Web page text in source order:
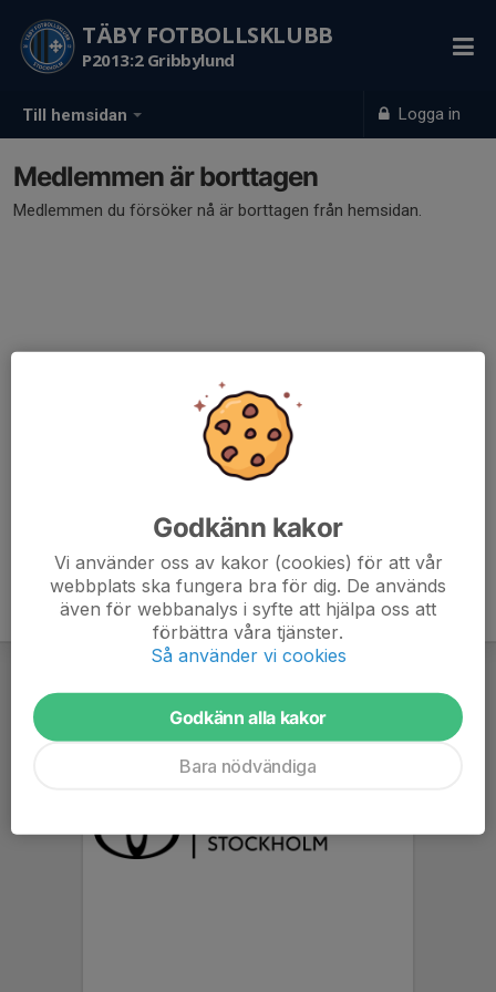
Till hemsidan Logga in
TÄBY FOTBOLLSKLUBB
P2013:2 Gribbylund
Medlemmen är borttagen
Medlemmen du försöker nå är borttagen från hemsidan.
Godkänn kakor
Vi använder oss av kakor (cookies) för att vår
webbplats ska fungera bra för dig. De används
även för webbanalys i syfte att hjälpa oss att
förbättra våra tjänster.
Så använder vi cookies
Godkänn alla kakor
Bara nödvändiga